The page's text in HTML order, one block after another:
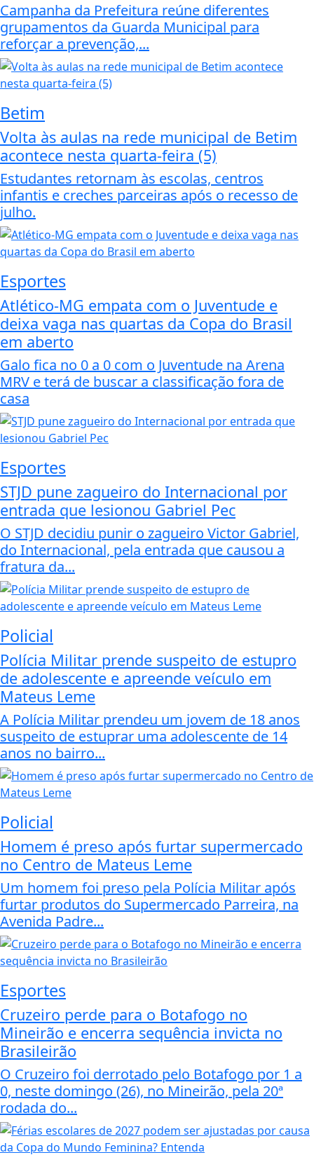
Campanha da Prefeitura reúne diferentes
grupamentos da Guarda Municipal para
reforçar a prevenção,...
Betim
Volta às aulas na rede municipal de Betim
acontece nesta quarta-feira (5)
Estudantes retornam às escolas, centros
infantis e creches parceiras após o recesso de
julho.
Esportes
Atlético-MG empata com o Juventude e
deixa vaga nas quartas da Copa do Brasil
em aberto
Galo fica no 0 a 0 com o Juventude na Arena
MRV e terá de buscar a classificação fora de
casa
Esportes
STJD pune zagueiro do Internacional por
entrada que lesionou Gabriel Pec
O STJD decidiu punir o zagueiro Victor Gabriel,
do Internacional, pela entrada que causou a
fratura da...
Policial
Polícia Militar prende suspeito de estupro
de adolescente e apreende veículo em
Mateus Leme
A Polícia Militar prendeu um jovem de 18 anos
suspeito de estuprar uma adolescente de 14
anos no bairro...
Policial
Homem é preso após furtar supermercado
no Centro de Mateus Leme
Um homem foi preso pela Polícia Militar após
furtar produtos do Supermercado Parreira, na
Avenida Padre...
Esportes
Cruzeiro perde para o Botafogo no
Mineirão e encerra sequência invicta no
Brasileirão
O Cruzeiro foi derrotado pelo Botafogo por 1 a
0, neste domingo (26), no Mineirão, pela 20ª
rodada do...